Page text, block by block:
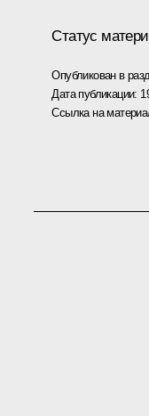
Статус
Опубликован в
Дата публикации:
Ссылка на